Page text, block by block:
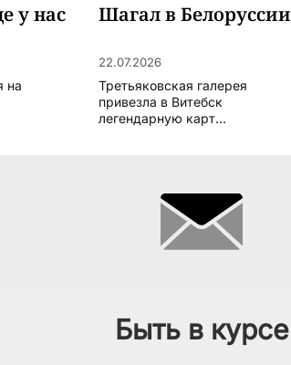
у нас
на
Шагал в Белоруссии
22.07.2026
Третьяковская галерея
привезла в Витебск
легендарную карт...
Быть в курсе